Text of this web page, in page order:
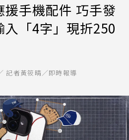
手機配件 巧手發
「4字」現折250
記者黃筱晴／即時報導